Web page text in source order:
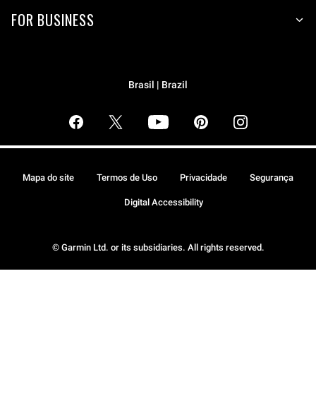
FOR BUSINESS
Brasil | Brazil
© Garmin Ltd. or its subsidiaries. All rights reserved.
Mapa do site Termos de Uso Privacidade Segurança
Digital Accessibility